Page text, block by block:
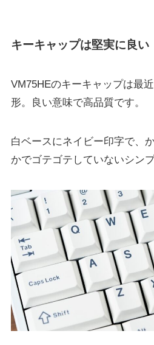
キーキャップは堅実に良い
VM75HEのキーキャップは最
形。良い意味で高品質です。
白ベースにネイビー印字で、
かでゴテゴテしていないシン